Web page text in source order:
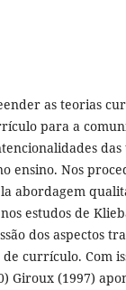
as teorias
para a
ensino. Nos
abordagem
estudos de
dos aspectos
currículo. Com
Giroux (1997)